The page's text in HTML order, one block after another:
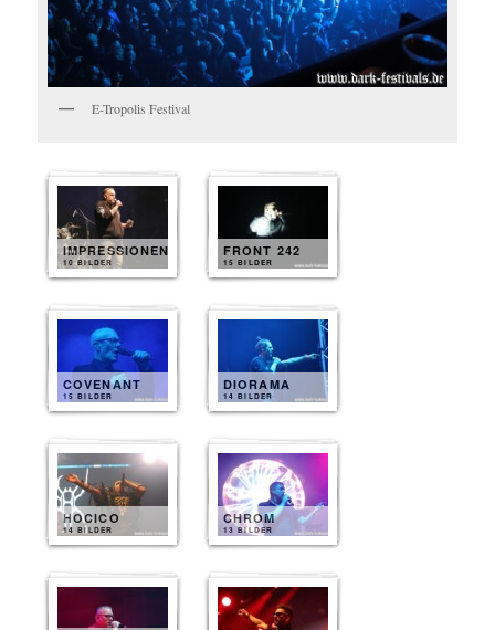
E-Tropolis Festival
IMPRESSIONEN
10 BILDER
FRONT 242
15 BILDER
COVENANT
15 BILDER
DIORAMA
14 BILDER
HOCICO
14 BILDER
CHROM
13 BILDER